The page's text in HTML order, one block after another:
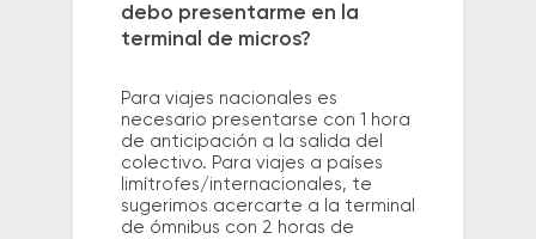
debo presentarme en la
terminal de micros?
Para viajes nacionales es
necesario presentarse con 1 hora
de anticipación a la salida del
colectivo. Para viajes a países
limítrofes/internacionales, te
sugerimos acercarte a la terminal
de ómnibus con 2 horas de